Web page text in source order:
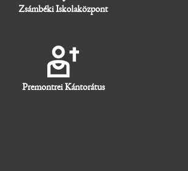
Zsámbéki Iskolaközpont
Premontrei Kántorátus